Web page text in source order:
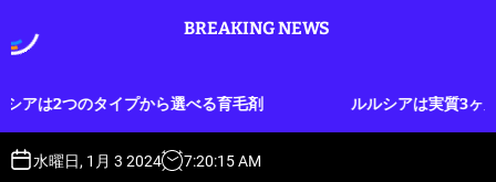
o
BREAKING NEWS
ら選べる育毛剤 ルルシアは実質3ヶ月分のお試しができ
水曜日, 1月 3 2024 7:20:16AM